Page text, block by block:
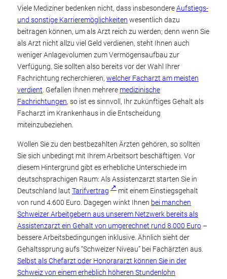
Viele Mediziner bedenken nicht, dass insbesondereAufstiegs-
und sonstige Karrieremöglichkeiten wesentlich dazu
beitragen können, um als Arzt reich zu werden; denn wenn Sie
als Arzt nicht allzu viel Geld verdienen, steht Ihnen auch
weniger Anlagevolumen zum Vermögensaufbau zur
Verfügung. Sie sollten also bereits vor der Wahl Ihrer
Fachrichtung recherchieren, welcher Facharzt am meisten
verdient . Gefallen Ihnen mehrere medizinische
Fachrichtungen, so ist es sinnvoll, Ihr zukünftiges Gehalt als
Facharzt im Krankenhaus in die Entscheidung
miteinzubeziehen.
Wollen Sie zu den bestbezahlten Ärzten gehören, so sollten
Sie sich unbedingt mit Ihrem Arbeitsort beschäftigen. Vor
diesem Hintergrund gibt es erhebliche Unterschiede im
deutschsprachigen Raum: Als Assistenzarzt starten Sie in
Deutschland laut Tarifvertrag
mit einem Einstiegsgehalt
von rund 4.600 Euro. Dagegen winkt Ihnen bei manchen
Schweizer Arbeitgebern aus unserem Netzwerk bereits als
Assistenzarzt ein Gehalt von umgerechnet rund 8.000 Euro –
bessere Arbeitsbedingungen inklusive. Ähnlich sieht der
Gehaltssprung aufs “Schweizer Niveau” bei Fachärzten aus.
Selbst als Chefarzt oder Honorararzt können Sie in der
Schweiz von einem erheblich höheren Stundenlohn